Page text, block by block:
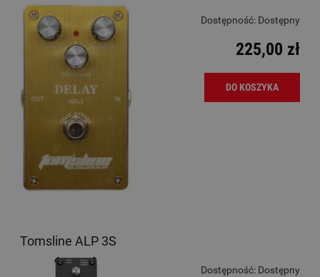
Dostępność: Dostępny
225,00 zł
DO KOSZYKA
Tomsline ALP 3S
Dostępność: Dostępny